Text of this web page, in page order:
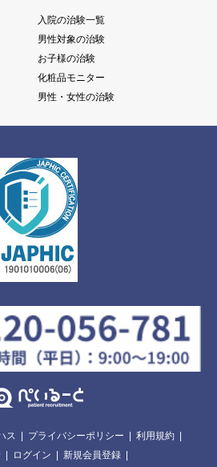
入院の治験一覧
男性対象の治験
お子様の治験
化粧品モニター
男性・女性の治験
ス プライバシーポリシー
利用規約
ログイン 新規会員登録